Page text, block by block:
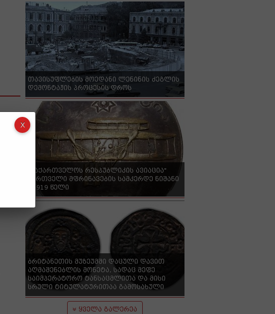
თავისუფლების მოედანი ლენინის ძეგლის
დემონტაჟის პროცესის დროს
"საქართველოს რესპუბლიკის ავიაცია"
ქართველი მფრინავების სამკერდე ნიშანი
- 1919 წელი
ბრიტანეთის მუზეუმში დაცული დავით
აღმაშენებლის მონეტა, სადაც მეფე
საიმპერატორო ტანსაცმლითა და მისი
სრული ტიტულატურითაა გამოსახული
ყველა გალერეა